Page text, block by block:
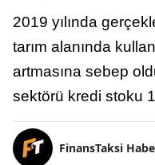
2019 yılında
tarım alanında
artmasına sebep
sektörü kredi stoku
FinansTaksi